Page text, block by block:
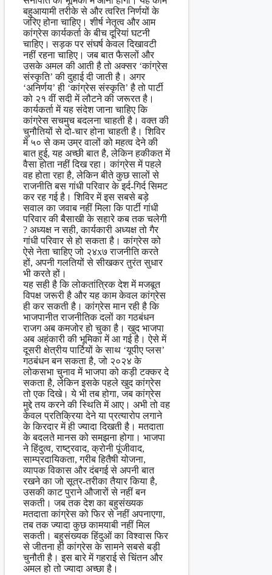
बहुआयामी तरीके से और त्वरित निर्णयों के
जरिए होना चाहिए। शीर्ष नेतृत्व और आम
कांग्रेस कार्यकर्ता के बीच दूरियां घटनी
चाहिए। सड़क पर संघर्ष केवल दिखावटी
नहीं रहना चाहिए। जब बात फैसलों और
उसके अमल की आती है तो अक्सर ‘कांग्रेस
संस्कृति’ की दुहाई दी जाती है। अगर
‘अनिर्णय’ ही ‘कांग्रेस संस्कृति’ है तो पार्टी
को २१ वीं सदी में लौटने की जरूरत है।
कार्यकर्ता में यह संदेश जाना चाहिए कि
कांग्रेस सचमुच बदलना चाहती है। वक्त की
चुनौतियों से दो-चार होना चाहती है। शिविर
में ५० से कम उम्र वालों को महत्व देने की
बात हुई, यह अच्छी बात है, लेकिन हकीकत में
वैसा होता नहीं दिख रहा। कांग्रेस में पहले
वह होता रहा है, लेकिन बीते कुछ सालों से
राजनीति बस गांधी परिवार के इर्द-गिर्द सिमट
कर रह गई है। शिविर में इस सबसे बड़े
सवाल का जवाब नहीं मिला कि पार्टी गांधी
परिवार की बैसाखी के सहारे कब तक चलेगी
? अध्यक्ष न सही, कार्यकारी अध्यक्ष तो गैर
गांधी परिवार से हो सकता है। कांग्रेस को
ऐसे नेता चाहिए जो २४x७ राजनीति करते
हों, अपनी गलतियों से सीखकर तुरंत सुधार
भी करते हों।
यह सही है कि लोकतांत्रिक देश में ‍मजबूत
विपक्ष जरूरी है और यह काम केवल कांग्रेस
ही कर सकती है। कांग्रेस मान रही है ‍कि
भाजपानीत राजनीतिक दलों का गठबंधन
राजग अब कमजोर हो चुका है। खुद भाजपा
अब अहंकारी की भूमिका में आ गई है। ऐसे में
दूसरी क्षेत्रीय पार्टियों के साथ ‘यूपीए प्लस’
गठबंधन बन सकता है, जो २०२४ के
लोकसभा चुनाव में भाजपा को कड़ी टक्कर दे
सकता है, लेकिन इसके पहले खुद कांग्रेस
तो एक दिखे। ये भी तब होगा, जब कांग्रेस
मुद्दे तय करने की‍ स्थिति में आए। अभी तो वह
केवल प्रतिक्रिया देने या प्रत्यारोप लगाने
के किरदार में ही ज्यादा दिखती है। मतदाता
के बदलते मानस को समझना होगा। भाजपा
ने हिंदुत्व, राष्ट्रवाद, क्रोनी पूंजीवाद,
साम्प्रदायिकता, गरीब हितैषी योजना,
व्यापक विकास और दंबगई से अपनी बात
रखने का जो सूत्र-तरीका तैयार किया है,
उसकी काट पुराने औजारों से नहीं बन
सकती। जब तक देश का बहुसंख्यक
मतदाता कांग्रेस को फिर से नहीं अपनाएगा,
तब तक ज्यादा कुछ कामयाबी नहीं मिल
सकती। बहुसंख्यक हिंदुओं का विश्वास फिर
से जीतना ही कांग्रेस के सामने सबसे बड़ी
चुनौती है। इस बारे में गहराई से चिंतन और
अमल हो तो ज्यादा अच्छा है।